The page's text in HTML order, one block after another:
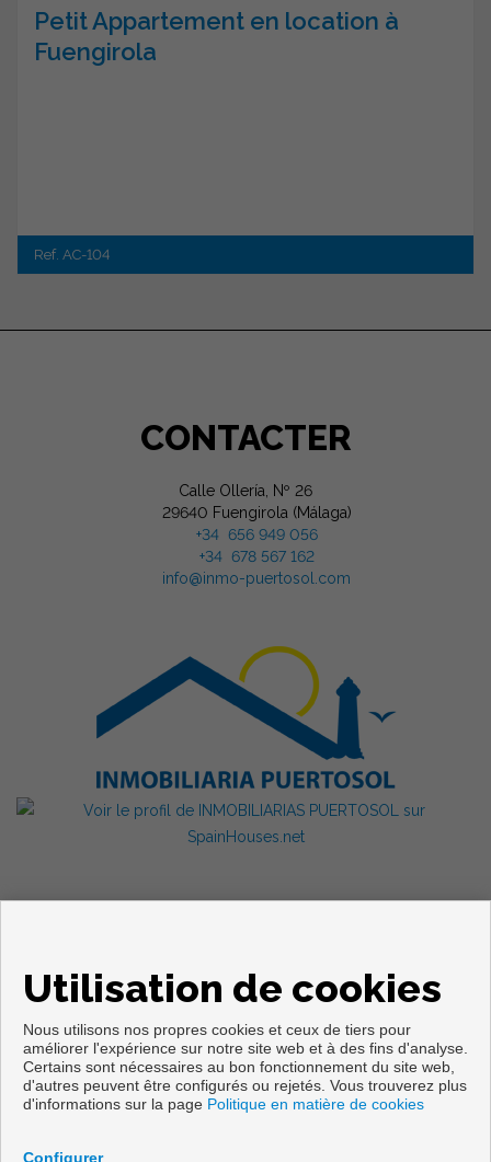
Petit Appartement en location à
Fuengirola
Ref. AC-104
CONTACTER
Calle Ollería, Nº 26
29640 Fuengirola (Málaga)
+34 656 949 056
+34 678 567 162
info@inmo-puertosol.com
Copyright © 2026. Tous droits réservés.
Avis Légal|politique de protection des données| Cookies policy
Utilisation de cookies
Nous utilisons nos propres cookies et ceux de tiers pour
améliorer l'expérience sur notre site web et à des fins d'analyse.
Certains sont nécessaires au bon fonctionnement du site web,
d'autres peuvent être configurés ou rejetés. Vous trouverez plus
d'informations sur la page Politique en matière de cookies
Configurer